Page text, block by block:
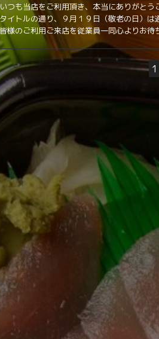
いつも当店をご利用頂き、本当にありがとう
タイトルの通り、９月１９日（敬老の日）は
皆様のご利用ご来店を従業員一同心よりお待
1